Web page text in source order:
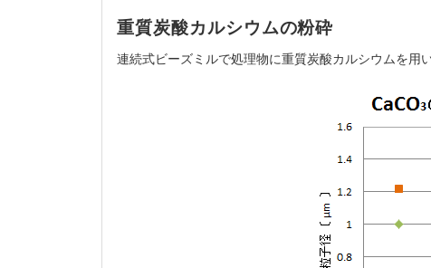
重質炭酸カルシウムの粉砕
連続式ビーズミルで処理物に重質炭酸カルシウムを用